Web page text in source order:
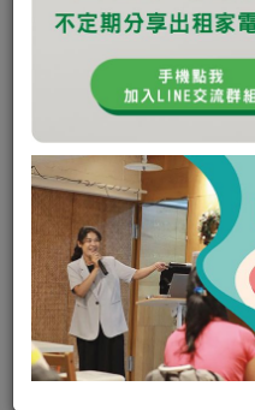
其他 發電機 110VAC交流
可出租
E大發電 0
租金: 平日 500
週末 700
（週六租隔
押金: 1000元
租借
產品簡介: